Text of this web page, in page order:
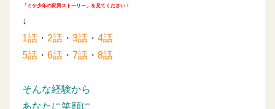
「ミケ少年の変異ストーリー」を見てください！
↓
1話 ・ 2話 ・ 3話 ・ 4話
5話 ・ 6話 ・ 7話 ・ 8話
そんな経験から
あなたに笑顔に